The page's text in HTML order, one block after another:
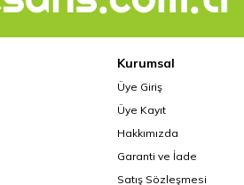
Kurumsal
Üye Giriş
Üye Kayıt
Hakkımızda
Garanti ve İade
Satış Sözleşmesi